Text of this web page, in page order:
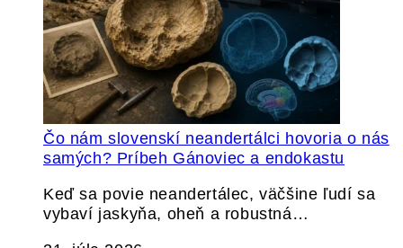
Čo nám slovenskí neandertálci hovoria o nás
samých? Príbeh Gánoviec a endokastu
Keď sa povie neandertálec, väčšine ľudí sa
vybaví jaskyňa, oheň a robustná…